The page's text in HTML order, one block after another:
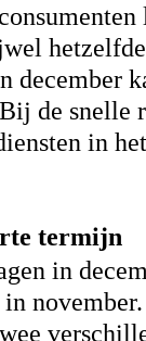
december
de snelle
in
termijn
in